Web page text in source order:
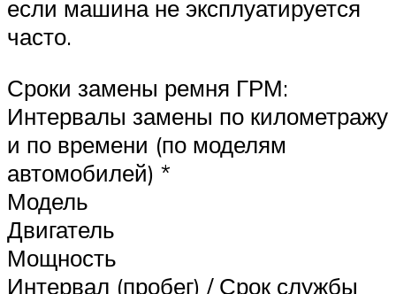
если машина не эксплуатируется
часто.
Сроки замены ремня ГРМ:
Интервалы замены по километражу
и по времени (по моделям
автомобилей) *
Модель
Двигатель
Мощность
Интервал (пробег) / Срок службы